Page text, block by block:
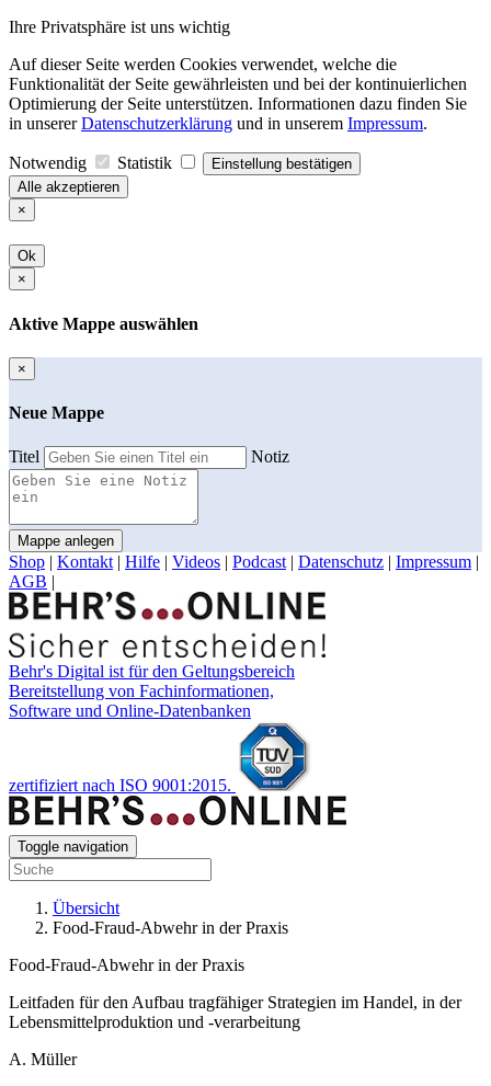
Ihre Privatsphäre ist uns wichtig
Auf dieser Seite werden Cookies verwendet, welche die
Funktionalität der Seite gewährleisten und bei der kontinuierlichen
Optimierung der Seite unterstützen. Informationen dazu finden Sie
in unsererDatenschutzerklärung und in unserem Impressum.
Notwendig Statistik
Einstellung bestätigen
Alle akzeptieren
×
Ok
×
Aktive Mappe auswählen
×
Neue Mappe
Titel Notiz
Mappe anlegen
Shop | Kontakt | Hilfe | Videos | Podcast | Datenschutz | Impressum |
AGB |
Behr's Digital ist für den Geltungsbereich
Bereitstellung von Fachinformationen,
Software und Online-Datenbanken
zertifiziert nach ISO 9001:2015.
Toggle navigation
Übersicht
Food-Fraud-Abwehr in der Praxis
Food-Fraud-Abwehr in der Praxis
Leitfaden für den Aufbau tragfähiger Strategien im Handel, in der
Lebensmittelproduktion und -verarbeitung
A. Müller